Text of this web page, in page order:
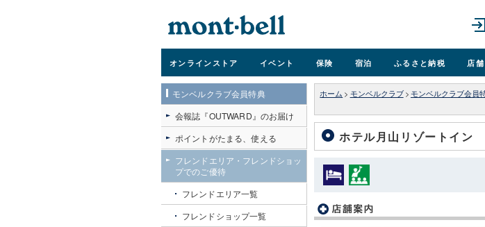
オンラインストア イベント 保険 宿泊 ふるさと納税 店舗
ホーム > モンベルクラブ > モンベルクラブ会員
ホテル月山リゾートイン
モンベルクラブ会員特典
会報誌『OUTWARD』のお届け
ポイントがたまる、使える
フレンドエリア・フレンドショッ
プでのご優待
フレンドエリア一覧
フレンドショップ一覧